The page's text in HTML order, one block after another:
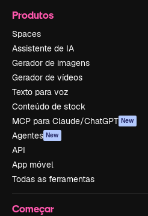
Produtos
Spaces
Assistente de IA
Gerador de imagens
Gerador de vídeos
Texto para voz
Conteúdo de stock
MCP para Claude/ChatGPT New
Agentes New
API
App móvel
Todas as ferramentas
Começar